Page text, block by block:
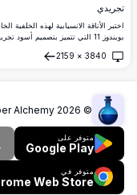
تجريدي
اختبر الأناقة الانسيابية لهذه الخلفية
بويندوز 11 التي تتميز بتصميم أسود
ومتقنة إلى سطح المكتب الخاص بك،
3840
×
2159
فتح
©
2026
Alchemy
متوفر على
Google Play
متوفر في
Web Store